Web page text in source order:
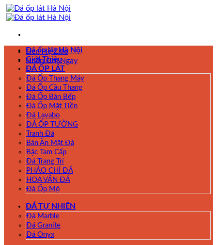
Skip
to
Liên Hệ Zalo
Nhấn Gọi Ngay
Đá ốp lát Hà Nội
Giới Thiệu
ĐÁ ỐP LÁT
Đá Ốp Thang Máy
Đá Ốp Cầu Thang
Đá Ốp Bàn Bếp
Đá Ốp Mặt Tiền
Đá Lavabo
ĐÁ ỐP TƯỜNG
Tranh Đá
Bàn Ăn Mặt Đá
Bậc Tam Cấp
Đá Trang Trí
PHÀO CHỈ ĐÁ
HOA VĂN ĐÁ
Đá Ốp Mộ
ĐÁ TỰ NHIÊN
Đá Marble
Đá Granite
Đá Onyx